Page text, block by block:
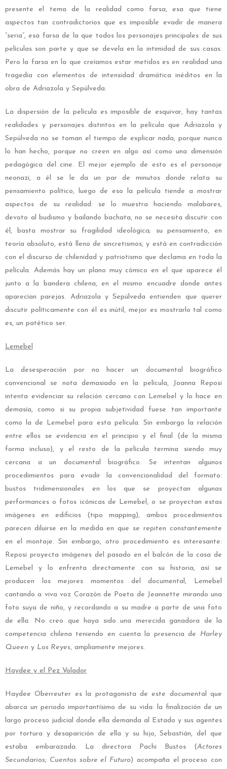
presente el tema de la realidad como farsa, esa que tiene
aspectos tan contradictorios que es imposible evadir de manera
“seria”, esa farsa de la que todos los personajes principales de sus
películas son parte y que se devela en la intimidad de sus casas.
Pero la farsa en la que creíamos estar metidos es en realidad una
tragedia con elementos de intensidad dramática inéditos en la
obra de Adriazola y Sepúlveda.
La dispersión de la película es imposible de esquivar, hay tantas
realidades y personajes distintos en la película que Adriazola y
Sepúlveda no se toman el tiempo de explicar nada, porque nunca
lo han hecho, porque no creen en algo así como una dimensión
pedagógica del cine. El mejor ejemplo de esto es el personaje
neonazi, a él se le da un par de minutos donde relata su
pensamiento político, luego de eso la película tiende a mostrar
aspectos de su realidad: se lo muestra haciendo malabares,
devoto al budismo y bailando bachata, no se necesita discutir con
él, basta mostrar su fragilidad ideológica; su pensamiento, en
teoría absoluto, está lleno de sincretismos, y está en contradicción
con el discurso de chilenidad y patriotismo que declama en toda la
película. Además hay un plano muy cómico en el que aparece él
junto a la bandera chilena, en el mismo encuadre donde antes
aparecían parejas. Adriazola y Sepúlveda entienden que querer
discutir políticamente con él es inútil, mejor es mostrarlo tal como
es, un patético ser.
Lemebel
La desesperación por no hacer un documental biográfico
convencional se nota demasiado en la película, Joanna Reposi
intenta evidenciar su relación cercana con Lemebel y lo hace en
demasía, como si su propia subjetividad fuese tan importante
como la de Lemebel para esta película. Sin embargo la relación
entre ellos se evidencia en el principio y el final (de la misma
forma incluso), y el resto de la película termina siendo muy
cercana a un documental biográfico. Se intentan algunos
procedimientos para evadir la convencionalidad del formato:
bustos tridimensionales en los que se proyectan algunas
performances o fotos icónicas de Lemebel, o se proyectan estas
imágenes en edificios (tipo mapping), ambos procedimientos
parecen diluirse en la medida en que se repiten constantemente
en el montaje. Sin embargo, otro procedimiento es interesante:
Reposi proyecta imágenes del pasado en el balcón de la casa de
Lemebel y lo enfrenta directamente con su historia, así se
producen los mejores momentos del documental, Lemebel
cantando a viva voz Corazón de Poeta de Jeannette mirando una
foto suya de niño, y recordando a su madre a partir de una foto
de ella. No creo que haya sido una merecida ganadora de la
competencia chilena teniendo en cuenta la presencia de Harley
Queen y Los Reyes, ampliamente mejores.
Haydee y el Pez Volador
Haydee Oberreuter es la protagonista de este documental que
abarca un periodo importantísimo de su vida: la finalización de un
largo proceso judicial donde ella demanda al Estado y sus agentes
por tortura y desaparición de ella y su hijo, Sebastián, del que
estaba embarazada. La directora Pachi Bustos (Actores
Secundarios; Cuentos sobre el Futuro) acompaña el proceso con